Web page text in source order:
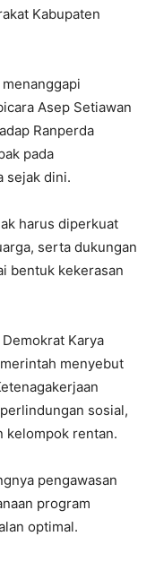
Kabupaten
Asep Setiawan
Ranperda
pada
sejak dini.
harus diperkuat
serta dukungan
bentuk kekerasan
Karya
menyebut
sosial,
kelompok rentan.
pengawasan
program
optimal.